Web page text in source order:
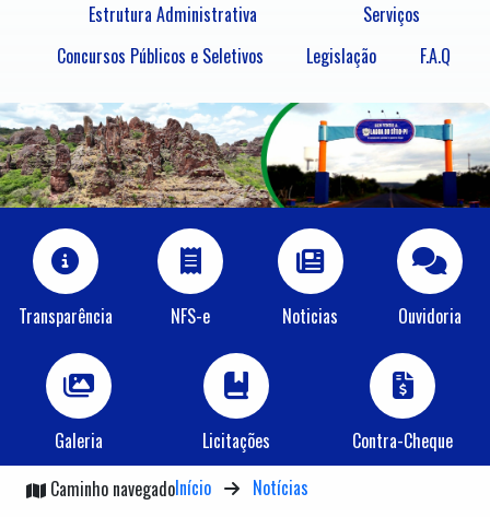
Estrutura Administrativa
Serviços
Concursos Públicos e Seletivos
Legislação F.A.Q
Transparência NFS-e Noticias Ouvidoria
Galeria Licitações
Contra-Cheque
Caminho navegadoInício Notícias